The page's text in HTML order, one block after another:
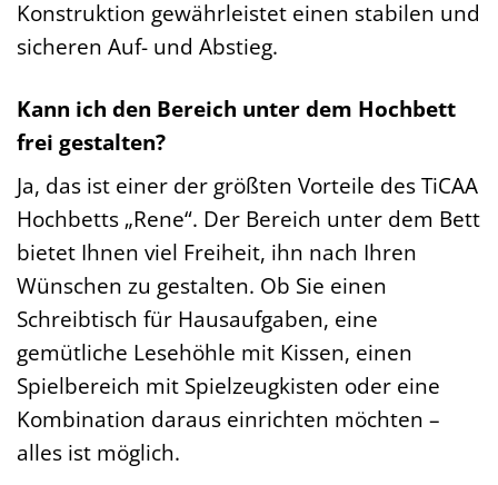
Konstruktion gewährleistet einen stabilen und
sicheren Auf- und Abstieg.
Kann ich den Bereich unter dem Hochbett
frei gestalten?
Ja, das ist einer der größten Vorteile des TiCAA
Hochbetts „Rene“. Der Bereich unter dem Bett
bietet Ihnen viel Freiheit, ihn nach Ihren
Wünschen zu gestalten. Ob Sie einen
Schreibtisch für Hausaufgaben, eine
gemütliche Lesehöhle mit Kissen, einen
Spielbereich mit Spielzeugkisten oder eine
Kombination daraus einrichten möchten –
alles ist möglich.